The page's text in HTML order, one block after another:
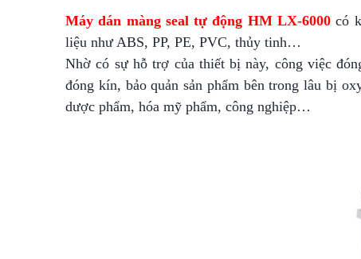
Máy dán màng seal tự động HM LX-6000 có
liệu như ABS, PP, PE, PVC, thủy tinh…
Nhờ có sự hỗ trợ của thiết bị này, công việc
đóng kín, bảo quản sản phẩm bên trong lâu bị
dược phẩm, hóa mỹ phẩm, công nghiệp…